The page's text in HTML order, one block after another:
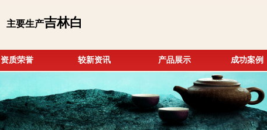
主要生产吉林白
资质荣誉 较新资讯 产品展示 成功案例